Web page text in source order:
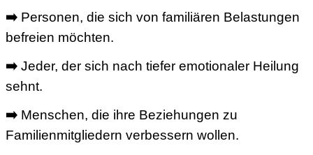
➡️ Personen, die sich von familiären Belastungen
befreien möchten.
➡️ Jeder, der sich nach tiefer emotionaler Heilung
sehnt.
➡️ Menschen, die ihre Beziehungen zu
Familienmitgliedern verbessern wollen.